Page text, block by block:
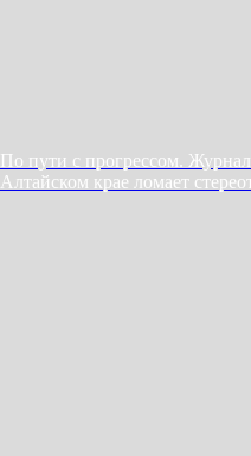
По пути с прогрессом.
Алтайском крае ломает